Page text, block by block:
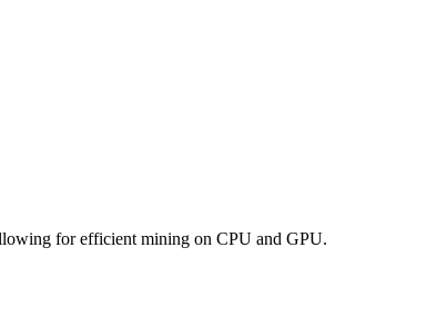
for efficient mining on CPU and GPU.